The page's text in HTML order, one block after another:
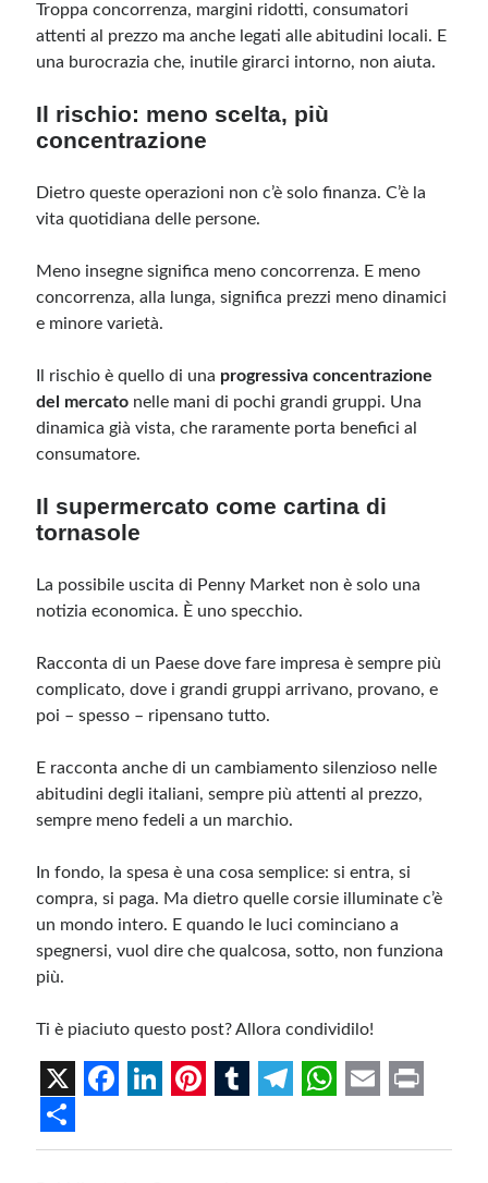
Troppa concorrenza, margini ridotti, consumatori
attenti al prezzo ma anche legati alle abitudini locali. E
una burocrazia che, inutile girarci intorno, non aiuta.
Il rischio: meno scelta, più
concentrazione
Dietro queste operazioni non c’è solo finanza. C’è la
vita quotidiana delle persone.
Meno insegne significa meno concorrenza. E meno
concorrenza, alla lunga, significa prezzi meno dinamici
e minore varietà.
Il rischio è quello di una progressiva concentrazione
del mercato nelle mani di pochi grandi gruppi. Una
dinamica già vista, che raramente porta benefici al
consumatore.
Il supermercato come cartina di
tornasole
La possibile uscita di Penny Market non è solo una
notizia economica. È uno specchio.
Racconta di un Paese dove fare impresa è sempre più
complicato, dove i grandi gruppi arrivano, provano, e
poi – spesso – ripensano tutto.
E racconta anche di un cambiamento silenzioso nelle
abitudini degli italiani, sempre più attenti al prezzo,
sempre meno fedeli a un marchio.
In fondo, la spesa è una cosa semplice: si entra, si
compra, si paga. Ma dietro quelle corsie illuminate c’è
un mondo intero. E quando le luci cominciano a
spegnersi, vuol dire che qualcosa, sotto, non funziona
più.
Ti è piaciuto questo post? Allora condividilo!
X
a
i
i
u
e
h
m r
S